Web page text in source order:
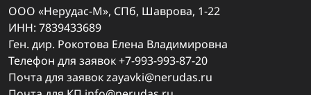
ООО «Нерудас-М», СПб, Шаврова, 1-22
ИНН: 7839433689
Ген. дир. Рокотова Елена Владимировна
Телефон для заявок+7-993-993-87-20
Почта для заявокzayavki@nerudas.ru